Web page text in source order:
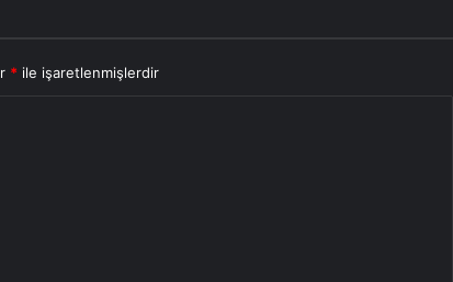
* ile işaretlenmişlerdir